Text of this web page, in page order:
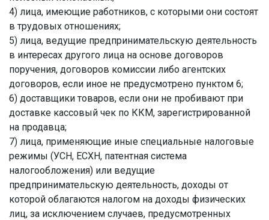
4) лица, имеющие работников, с которыми они состоят
в трудовых отношениях;
5) лица, ведущие предпринимательскую деятельность
в интересах другого лица на основе договоров
поручения, договоров комиссии либо агентских
договоров, если иное не предусмотрено пунктом 6;
6) доставщики товаров, если они не пробивают при
доставке кассовый чек по ККМ, зарегистрированной
на продавца;
7) лица, применяющие иные специальные налоговые
режимы (УСН, ЕСХН, патентная система
налогообложения) или ведущие
предпринимательскую деятельность, доходы от
которой облагаются налогом на доходы физических
лиц, за исключением случаев, предусмотренных